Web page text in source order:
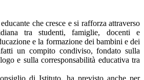
che cresce e si rafforza attraverso
tra studenti, famiglie, docenti e
e la formazione dei bambini e dei
un compito condiviso, fondato sulla
e sulla corresponsabilità educativa tra